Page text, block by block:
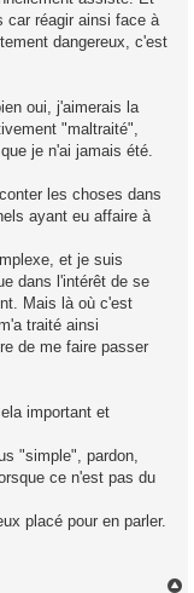
car réagir ainsi face à
dangereux, c'est
oui, j'aimerais la
"maltraité",
je n'ai jamais été.
les choses dans
ayant eu affaire à
et je suis
dans l'intérêt de se
Mais là où c'est
traité ainsi
de me faire passer
important et
"simple", pardon,
ce n'est pas du
placé pour en parler.